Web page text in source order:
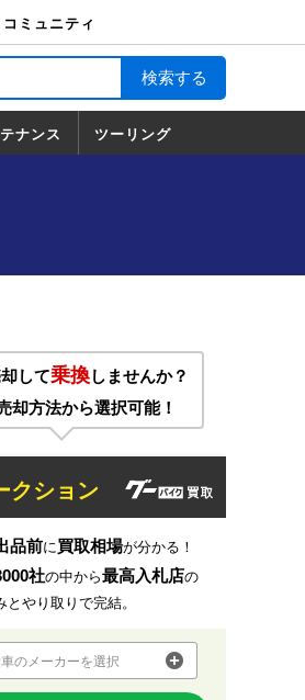
コミュニティ
ナンス ツーリング
して乗換しませんか？
却方法から選択可能！
クション
品前に買取相場が分かる！
社の中から最高入札店の
とやり取りで完結。
のメーカーを選択